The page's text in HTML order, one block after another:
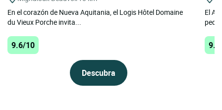
En el corazón de Nueva Aquitania, el Logis Hôtel Domaine
du Vieux Porche invita...
9.6/10
Descubra
El